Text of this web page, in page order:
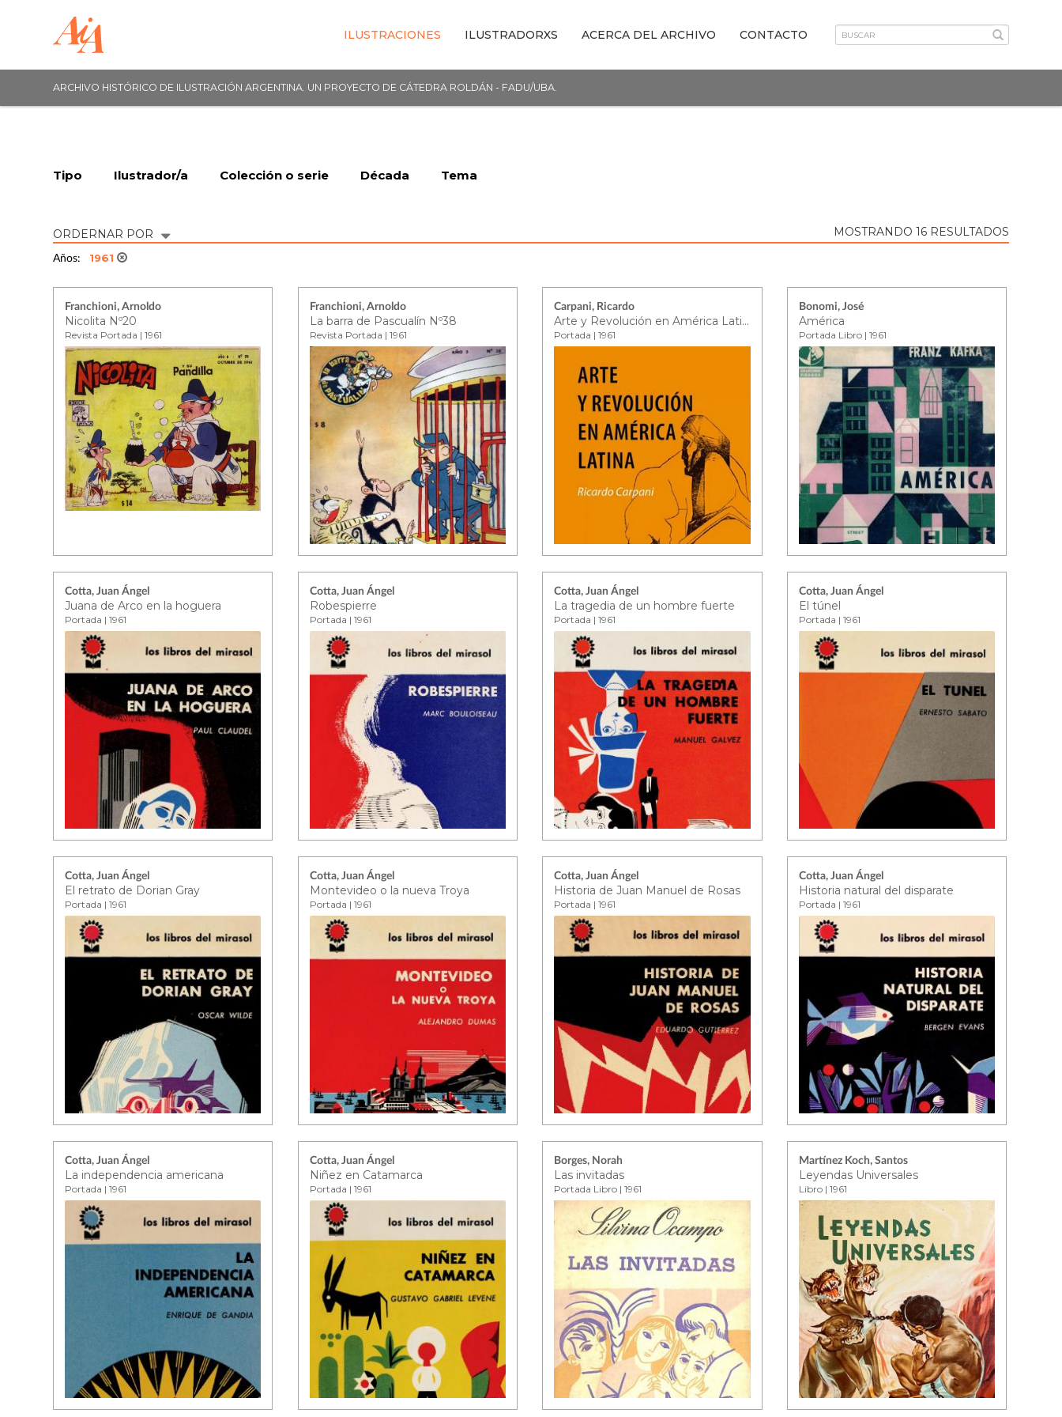
ILUSTRACIONES ILUSTRADORXS ACERCA DEL ARCHIVO CONTACTO
ARCHIVO HISTÓRICO DE ILUSTRACIÓN ARGENTINA. UN PROYECTO DE CÁTEDRA ROLDÁN - FADU/UBA.
Tipo Ilustrador/a Colección o serie Década Tema
ORDERNAR POR MOSTRANDO 16 RESULTADOS
Años: 1961
Franchioni, Arnoldo
Nicolita Nº20
Revista Portada | 1961
Franchioni, Arnoldo
La barra de Pascualín Nº38
Revista Portada | 1961
Carpani, Ricardo
Arte y Revolución en América Latina
Portada | 1961
Bonomi, José
América
Portada Libro | 1961
Cotta, Juan Ángel
Juana de Arco en la hoguera
Portada | 1961
Cotta, Juan Ángel
Robespierre
Portada | 1961
Cotta, Juan Ángel
La tragedia de un hombre fuerte
Portada | 1961
Cotta, Juan Ángel
El túnel
Portada | 1961
Cotta, Juan Ángel
El retrato de Dorian Gray
Portada | 1961
Cotta, Juan Ángel
Montevideo o la nueva Troya
Portada | 1961
Cotta, Juan Ángel
Historia de Juan Manuel de Rosas
Portada | 1961
Cotta, Juan Ángel
Historia natural del disparate
Portada | 1961
Cotta, Juan Ángel
La independencia americana
Portada | 1961
Cotta, Juan Ángel
Niñez en Catamarca
Portada | 1961
Borges, Norah
Las invitadas
Portada Libro | 1961
Martínez Koch, Santos
Leyendas Universales
Libro | 1961